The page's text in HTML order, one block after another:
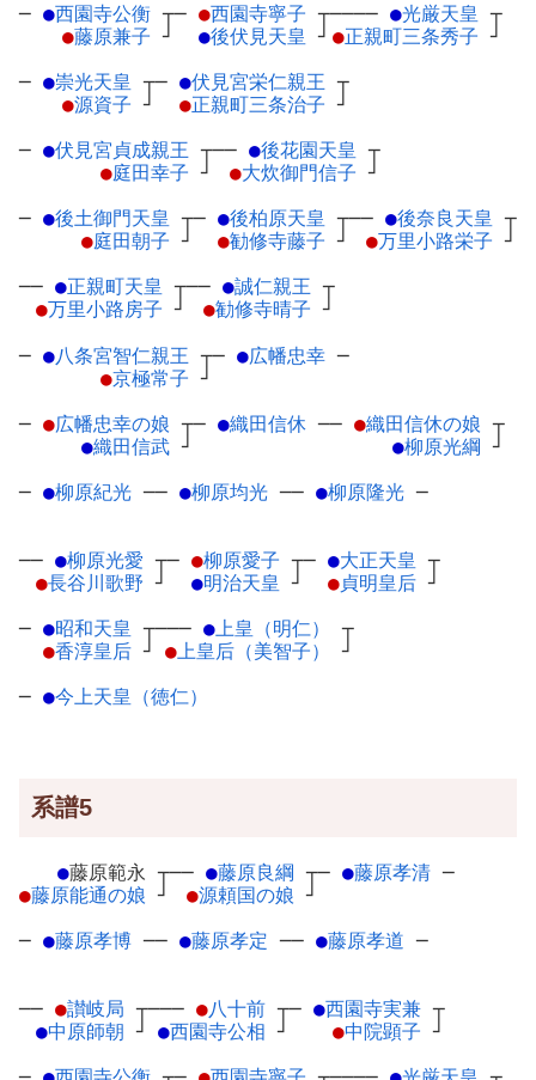
─ ●西園寺公衡 ┬
●藤原兼子 ┘
─ ●西園寺寧子 ┬
●後伏見天皇 ┘
──── ●光厳天皇 ┬
●正親町三条秀子 ┘
─ ●崇光天皇 ┬
●源資子 ┘
─ ●伏見宮栄仁親王 ┬
●正親町三条治子 ┘
─ ●伏見宮貞成親王 ┬
●庭田幸子 ┘
── ●後花園天皇 ┬
●大炊御門信子 ┘
─ ●後土御門天皇 ┬
●庭田朝子 ┘
─ ●後柏原天皇 ┬
●勧修寺藤子 ┘
── ●後奈良天皇 ┬
●万里小路栄子 ┘
── ●正親町天皇 ┬
●万里小路房子 ┘
── ●誠仁親王 ┬
●勧修寺晴子 ┘
─ ●八条宮智仁親王 ┬
●京極常子 ┘
─ ●広幡忠幸 ─
─ ●広幡忠幸の娘 ┬
●織田信武 ┘
─ ●織田信休 ── ●織田信休の娘 ┬
●柳原光綱 ┘
─ ●柳原紀光 ── ●柳原均光 ── ●柳原隆光 ─
── ●柳原光愛 ┬
●長谷川歌野 ┘
─ ●柳原愛子 ┬
●明治天皇 ┘
─ ●大正天皇 ┬
●貞明皇后 ┘
─ ●昭和天皇 ┬
●香淳皇后 ┘
─── ●上皇（明仁）
┬
●上皇后（美智子） ┘
─ ●今上天皇（徳仁）
系譜5
●藤原範永 ┬
●藤原能通の娘 ┘
── ●藤原良綱 ┬
●源頼国の娘 ┘
─ ●藤原孝清 ─
─ ●藤原孝博 ── ●藤原孝定 ── ●藤原孝道 ─
── ●讃岐局 ┬
●中原師朝 ┘
─── ●八十前 ┬
●西園寺公相 ┘
─ ●西園寺実兼 ┬
●中院顕子 ┘